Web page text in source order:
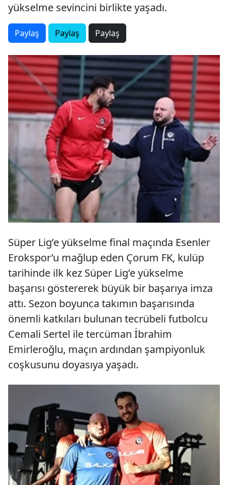
yükselme sevincini birlikte yaşadı.
Paylaş Paylaş Paylaş
Süper Lig’e yükselme final maçında Esenler
Erokspor’u mağlup eden Çorum FK, kulüp
tarihinde ilk kez Süper Lig’e yükselme
başarısı göstererek büyük bir başarıya imza
attı. Sezon boyunca takımın başarısında
önemli katkıları bulunan tecrübeli futbolcu
Cemali Sertel ile tercüman İbrahim
Emirleroğlu, maçın ardından şampiyonluk
coşkusunu doyasıya yaşadı.